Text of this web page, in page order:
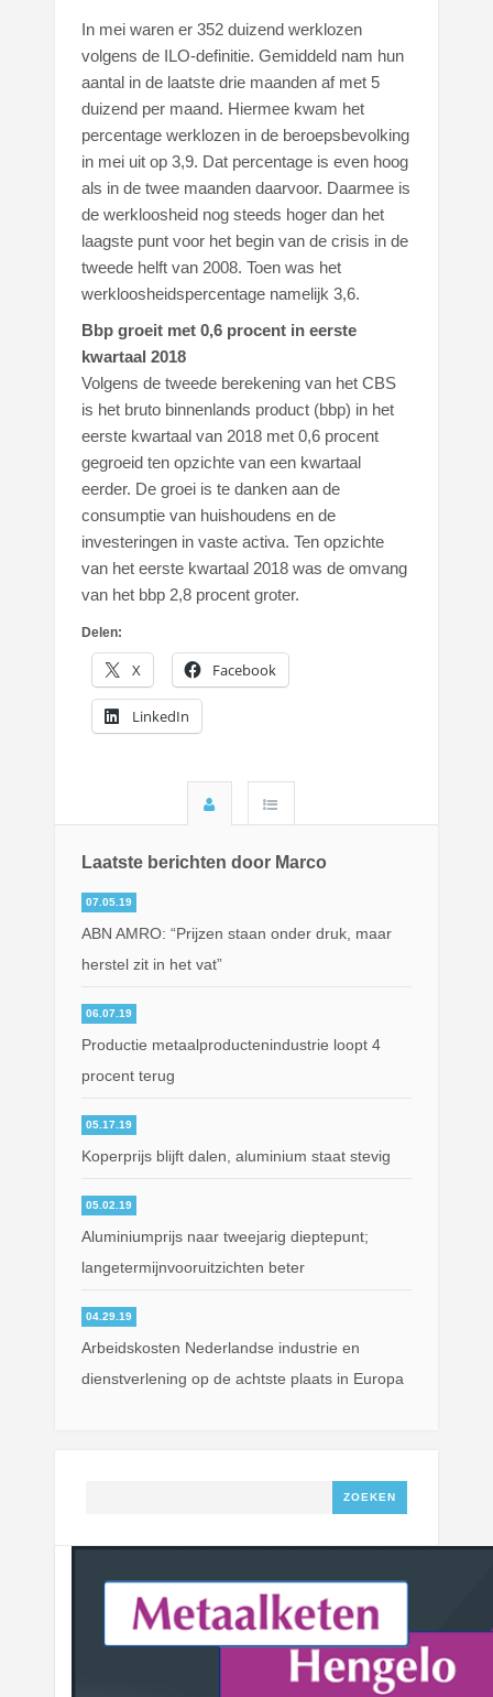
In mei waren er 352 duizend werklozen
volgens de ILO-definitie. Gemiddeld nam hun
aantal in de laatste drie maanden af met 5
duizend per maand. Hiermee kwam het
percentage werklozen in de beroepsbevolking
in mei uit op 3,9. Dat percentage is even hoog
als in de twee maanden daarvoor. Daarmee is
de werkloosheid nog steeds hoger dan het
laagste punt voor het begin van de crisis in de
tweede helft van 2008. Toen was het
werkloosheidspercentage namelijk 3,6.
Bbp groeit met 0,6 procent in eerste
kwartaal 2018
Volgens de tweede berekening van het CBS
is het bruto binnenlands product (bbp) in het
eerste kwartaal van 2018 met 0,6 procent
gegroeid ten opzichte van een kwartaal
eerder. De groei is te danken aan de
consumptie van huishoudens en de
investeringen in vaste activa. Ten opzichte
van het eerste kwartaal 2018 was de omvang
van het bbp 2,8 procent groter.
Delen:
X Facebook
LinkedIn
Laatste berichten door Marco
07.05.19
ABN AMRO: “Prijzen staan onder druk, maar
herstel zit in het vat”
06.07.19
Productie metaalproductenindustrie loopt 4
procent terug
05.17.19
Koperprijs blijft dalen, aluminium staat stevig
05.02.19
Aluminiumprijs naar tweejarig dieptepunt;
langetermijnvooruitzichten beter
04.29.19
Arbeidskosten Nederlandse industrie en
dienstverlening op de achtste plaats in Europa